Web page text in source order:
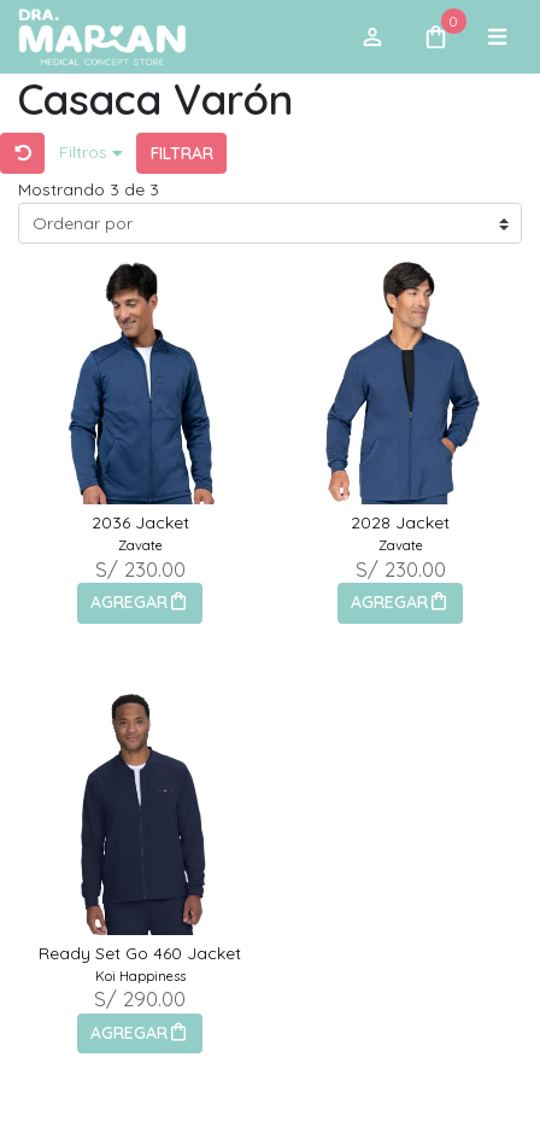
0
Casaca Varón
Filtros
FILTRAR
Mostrando 3 de 3
2036 Jacket
Zavate
S/ 230.00
AGREGAR
2028 Jacket
Zavate
S/ 230.00
AGREGAR
Ready Set Go 460 Jacket
Koi Happiness
S/ 290.00
AGREGAR